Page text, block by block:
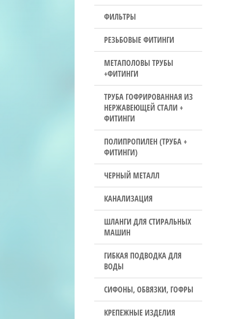
ФИЛЬТРЫ
РЕЗЬБОВЫЕ ФИТИНГИ
МЕТАПОЛОВЫ ТРУБЫ
+ФИТИНГИ
ТРУБА ГОФРИРОВАННАЯ ИЗ
НЕРЖАВЕЮЩЕЙ СТАЛИ +
ФИТИНГИ
ПОЛИПРОПИЛЕН (ТРУБА +
ФИТИНГИ)
ЧЕРНЫЙ МЕТАЛЛ
КАНАЛИЗАЦИЯ
ШЛАНГИ ДЛЯ СТИРАЛЬНЫХ
МАШИН
ГИБКАЯ ПОДВОДКА ДЛЯ
ВОДЫ
СИФОНЫ, ОБВЯЗКИ, ГОФРЫ
КРЕПЕЖНЫЕ ИЗДЕЛИЯ